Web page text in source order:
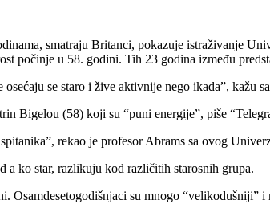
smatraju Britanci, pokazuje istraživanje
počinje u 58. godini. Tih 23 godina između
se staro i žive aktivnije nego ikada”, kažu
Bigelou (58) koji su “puni energije”, piše
rekao je profesor Abrams sa ovog
a ko star, razlikuju kod različitih starosnih grupa.
su mnogo “velikodušniji” i